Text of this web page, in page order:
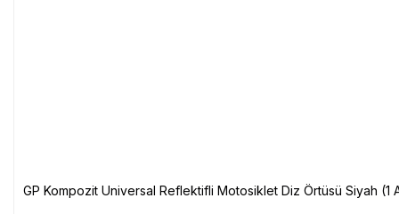
GP Kompozit Universal Reflektifli Motosiklet Diz Örtüsü Siyah